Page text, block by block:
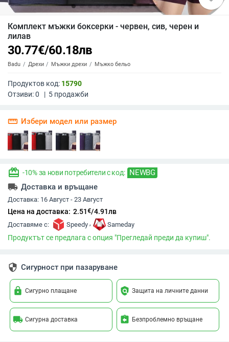
Комплект мъжки боксерки - червен, сив, черен и
лилав
30.77€/60.18лв
Badu Дрехи Мъжки дрехи Мъжко бельо
Продуктов код: 15790
Отзиви:0 | 5 продажби
straighten Избери модел или размер
redeem -10% за нови потребители с код: NEWBG
local_shipping Доставка и връщане
Доставка: 16 Август - 23 Август
Цена на доставка: 2.51€/4.91лв
Доставяме с: Speedy , Sameday
Продуктът се предлага с опция "Прегледай преди да купиш".
security Сигурност при пазаруване
lock Сигурно плащане policy Защита на личните данни
local_shipping Сигурна доставка assignment_return Безпроблемно връщане